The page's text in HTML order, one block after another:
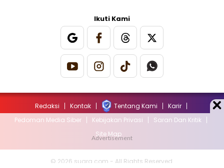
Ikuti Kami
Redaksi Kontak Tentang Kami
Karir
Pedoman Media Siber
Kebijakan Privasi
Saran Dan Kritik
Site Map
© 2026 suara.com - All Rights Reserved.